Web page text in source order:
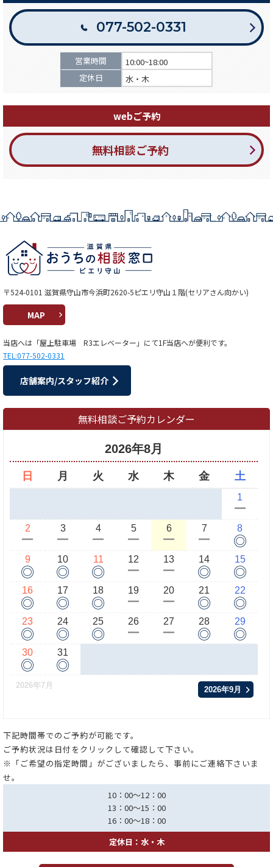
077-502-0331
営業時間
10:00~18:00
定休日
水・木
webご予約
無料相談ご予約
〒524-0101 滋賀県守山市今浜町2620-5ピエリ守山１階(セリアさん向かい)
MAP
当店へは「屋上駐車場 R3エレベーター」にて1F当店へが便利です。
TEL:077-502-0331
店舗案内/スタッフ紹介
無料相談ご予約カレンダー
2026年8月
日 月 火 水 木 金 土
1
ー
2
ー
3
ー
4
ー
5
ー
6
ー
7
ー
8
◎
9
◎
10
◎
11
◎
12
ー
13
ー
14
◎
15
◎
16
◎
17
◎
18
◎
19
ー
20
ー
21
◎
22
◎
23
◎
24
◎
25
◎
26
ー
27
ー
28
◎
29
◎
30
◎
31
◎
2026年7月 2026年9月
下記時間帯でのご予約が可能です。
ご予約状況は日付をクリックして確認して下さい。
※「ご希望の指定時間」がございましたら、事前にご連絡下さいま
せ。
10：00～12：00
13：00～15：00
16：00～18：00
定休日：水・木